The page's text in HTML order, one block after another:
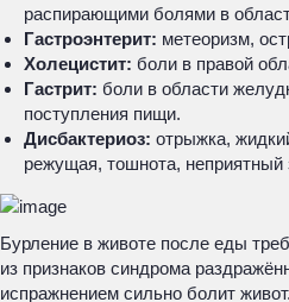
распирающими болями в
Гастроэнтерит: метеоризм,
Холецистит: боли в правой
Гастрит: боли в области
поступления пищи.
Дисбактериоз: отрыжка,
режущая, тошнота, неприятный
Бурление в животе после еды
из признаков синдрома
испражнением сильно болит